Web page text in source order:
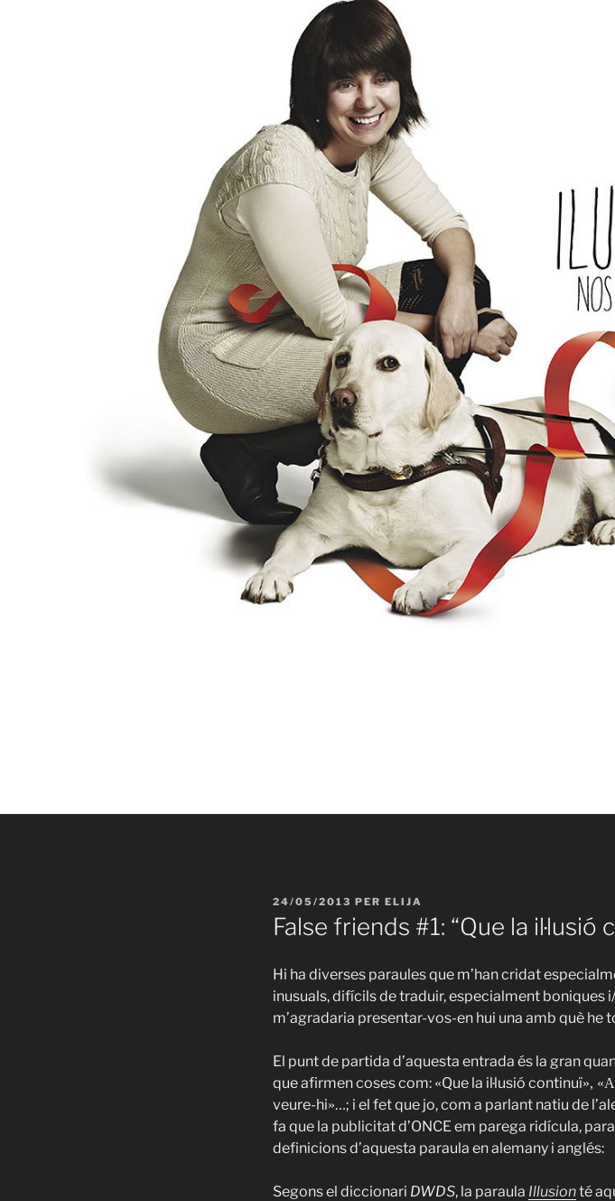
PUBLICAT
A
24/05/2013 PER ELIJA
False friends #1: “Que la il·lusió
Hi ha diverses paraules que m’han cridat
inusuals, difícils de traduir, especialment boniques
m’agradaria presentar-vos-en hui una amb què he
El punt de partida d’aquesta entrada és la gran
que afirmen coses com: «Que la il·lusió continuï», «A
veure-hi»…; i el fet que jo, com a parlant natiu de
fa que la publicitat d’ONCE em parega ridícula,
definicions d’aquesta paraula en alemany i anglés:
Segons el diccionari DWDS, la paraula Illusionté